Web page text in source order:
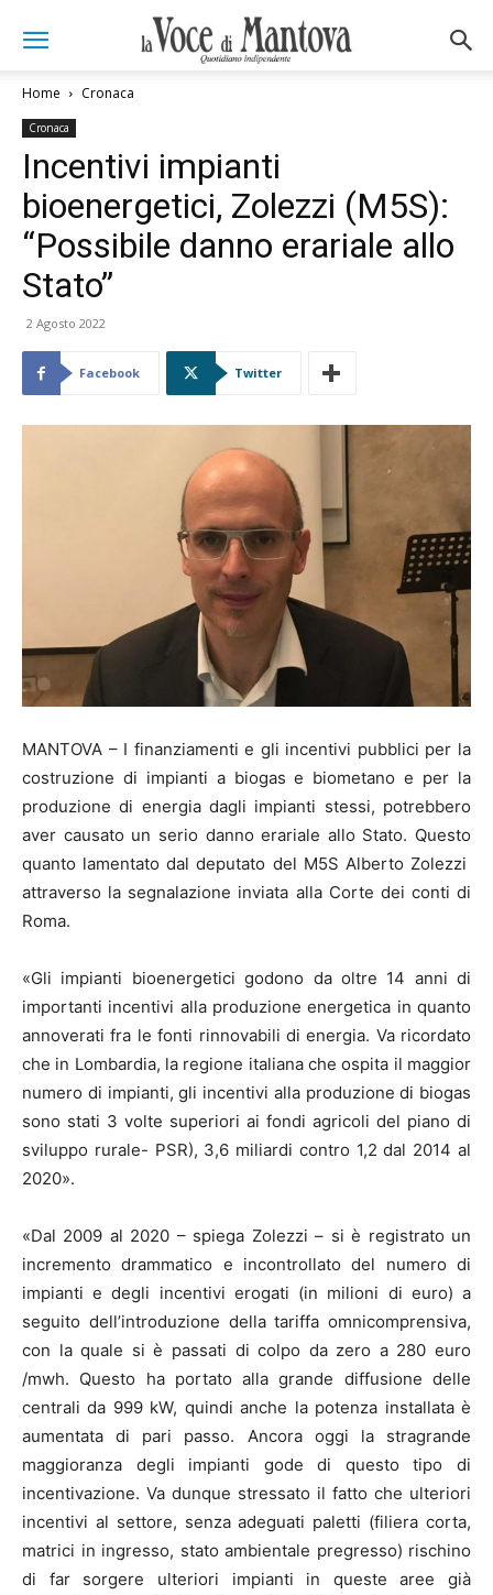
Home Cronaca
Cronaca
Incentivi impianti
bioenergetici, Zolezzi (M5S):
“Possibile danno erariale allo
Stato”
2 Agosto 2022
Facebook Twitter
MANTOVA – I finanziamenti e gli incentivi pubblici per la
costruzione di impianti a biogas e biometano e per la
produzione di energia dagli impianti stessi, potrebbero
aver causato un serio danno erariale allo Stato. Questo
quanto lamentato dal deputato del M5S Alberto Zolezzi
attraverso la segnalazione inviata alla Corte dei conti di
Roma.
«Gli impianti bioenergetici godono da oltre 14 anni di
importanti incentivi alla produzione energetica in quanto
annoverati fra le fonti rinnovabili di energia. Va ricordato
che in Lombardia, la regione italiana che ospita il maggior
numero di impianti, gli incentivi alla produzione di biogas
sono stati 3 volte superiori ai fondi agricoli del piano di
sviluppo rurale- PSR), 3,6 miliardi contro 1,2 dal 2014 al
2020».
«Dal 2009 al 2020 – spiega Zolezzi – si è registrato un
incremento drammatico e incontrollato del numero di
impianti e degli incentivi erogati (in milioni di euro) a
seguito dell’introduzione della tariffa omnicomprensiva,
con la quale si è passati di colpo da zero a 280 euro
/mwh. Questo ha portato alla grande diffusione delle
centrali da 999 kW, quindi anche la potenza installata è
aumentata di pari passo. Ancora oggi la stragrande
maggioranza degli impianti gode di questo tipo di
incentivazione. Va dunque stressato il fatto che ulteriori
incentivi al settore, senza adeguati paletti (filiera corta,
matrici in ingresso, stato ambientale pregresso) rischino
di far sorgere ulteriori impianti in queste aree già